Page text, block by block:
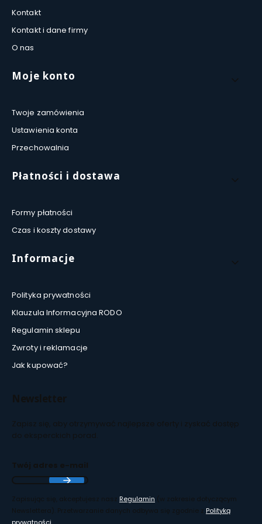
Kontakt
Kontakt i dane firmy
O nas
Moje konto
Twoje zamówienia
Ustawienia konta
Przechowalnia
Płatności i dostawa
Formy płatności
Czas i koszty dostawy
Informacje
Polityka prywatności
Klauzula Informacyjna RODO
Regulamin sklepu
Zwroty i reklamacje
Jak kupować?
Newsletter
Zapisz się, aby otrzymywać najlepsze oferty i zyskać dostęp
do eksperckich porad.
Twój adres e-mail
Zapisując się, akceptujesz nasz Regulamin (w zakresie dotyczącym
Newslettera). Przetwarzanie danych odbywa się zgodnie z Polityką
prywatności